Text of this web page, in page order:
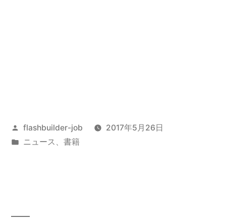
投
稿
flashbuilder-job
2017年5月26日
カ
ニュース 書籍